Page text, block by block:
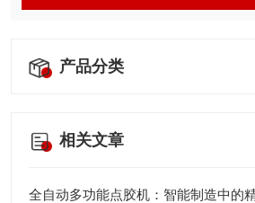
产品分类
相关文章
全自动多功能点胶机：智能制造中的